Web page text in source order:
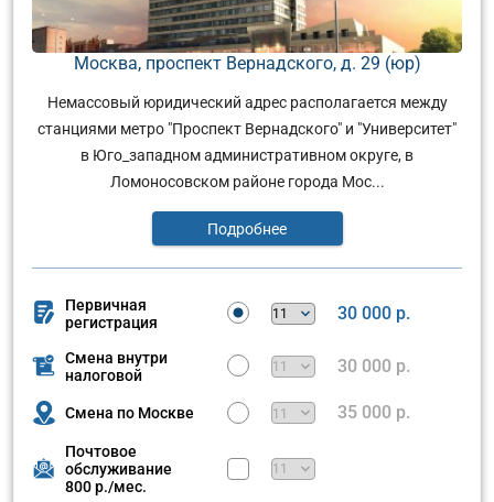
Москва, проспект Вернадского, д. 29 (юр)
Немассовый юридический адрес располагается между
станциями метро "Проспект Вернадского" и "Университет"
в Юго_западном административном округе, в
Ломоносовском районе города Мос...
Подробнее
Первичная
регистрация
30 000 р.
Смена внутри
налоговой
30 000 р.
Смена по Москве 35 000 р.
Почтовое
обслуживание
800 р./мес.